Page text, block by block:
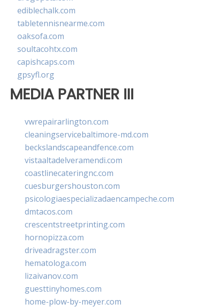
ediblechalk.com
tabletennisnearme.com
oaksofa.com
soultacohtx.com
capishcaps.com
gpsyfl.org
MEDIA PARTNER III
vwrepairarlington.com
cleaningservicebaltimore-md.com
beckslandscapeandfence.com
vistaaltadelveramendi.com
coastlinecateringnc.com
cuesburgershouston.com
psicologiaespecializadaencampeche.com
dmtacos.com
crescentstreetprinting.com
hornopizza.com
driveadragster.com
hematologa.com
lizaivanov.com
guesttinyhomes.com
home-plow-by-meyer.com